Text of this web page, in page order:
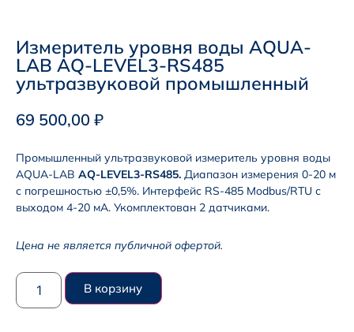
Измеритель уровня воды AQUA-
LAB AQ-LEVEL3-RS485
ультразвуковой промышленный
69 500,00 ₽
Промышленный ультразвуковой измеритель уровня воды
AQUA-LAB AQ-LEVEL3-RS485. Диапазон измерения 0-20 м
с погрешностью ±0,5%. Интерфейс RS-485 Modbus/RTU с
выходом 4-20 мА. Укомплектован 2 датчиками.
Цена не является публичной офертой.
В корзину